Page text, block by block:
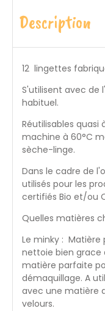
Description
12 lingettes
S'utilisent avec de
habituel.
Réutilisables quasi
machine à 60°C
sèche-linge.
Dans le cadre de
utilisés pour les
certifiés Bio et/ou
Quelles matières
Le minky : Matière
nettoie bien grace
matière parfaite
démaquillage. A
avec une matière
velours.